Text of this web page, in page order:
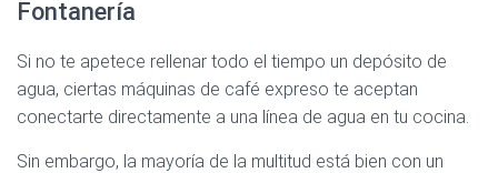
Fontanería
Si no te apetece rellenar todo el tiempo un depósito de
agua, ciertas máquinas de café expreso te aceptan
conectarte directamente a una línea de agua en tu cocina.
Sin embargo, la mayoría de la multitud está bien con un